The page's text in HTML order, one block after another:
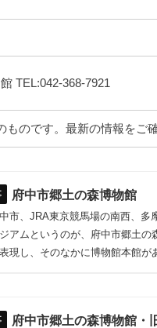
TEL:042-368-7921
ものです。最新の情報をご
府中市郷土の森博物館
市、JRA東京競馬場の南西、多
アムというのが、府中市郷土
現し、そのなかに博物館本館
府中市郷土の森博物館・